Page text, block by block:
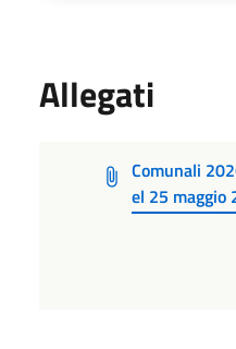
Allegati
Comunali
el 25 maggio